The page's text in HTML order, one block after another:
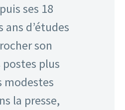
ses 18
ans d’études
son
postes plus
modestes
la presse,